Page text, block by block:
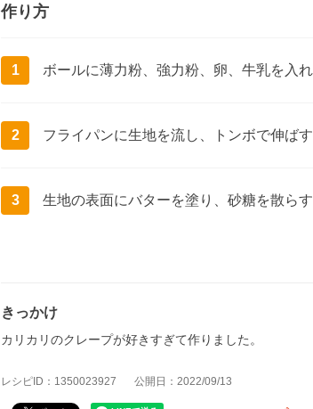
作り方
1 ボールに薄力粉、強力粉、卵、牛乳を入れ
2 フライパンに生地を流し、トンボで伸ば
3 生地の表面にバターを塗り、砂糖を散ら
きっかけ
カリカリのクレープが好きすぎて作りました。
レシピID：1350023927 公開日：2022/09/13